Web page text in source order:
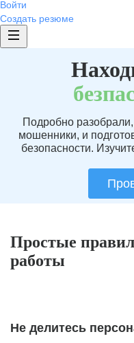
Войти
Создать резюме
без
Подробно
мошенники, и
безопасности.
Простые
работы
Не делитесь